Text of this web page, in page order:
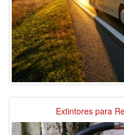
Extintores para